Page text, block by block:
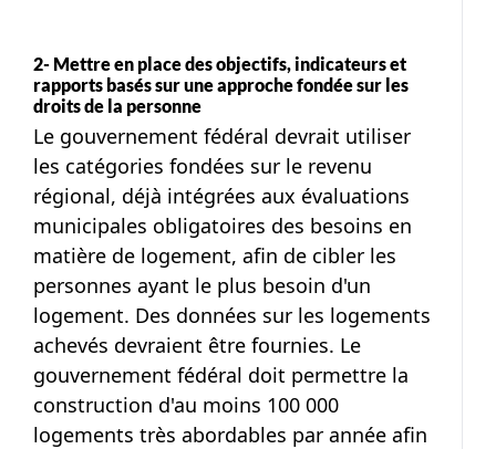
2- Mettre en place des objectifs, indicateurs et
rapports basés sur une approche fondée sur les
droits de la personne
Le gouvernement fédéral devrait utiliser
les catégories fondées sur le revenu
régional, déjà intégrées aux évaluations
municipales obligatoires des besoins en
matière de logement, afin de cibler les
personnes ayant le plus besoin d'un
logement. Des données sur les logements
achevés devraient être fournies. Le
gouvernement fédéral doit permettre la
construction d'au moins 100 000
logements très abordables par année afin